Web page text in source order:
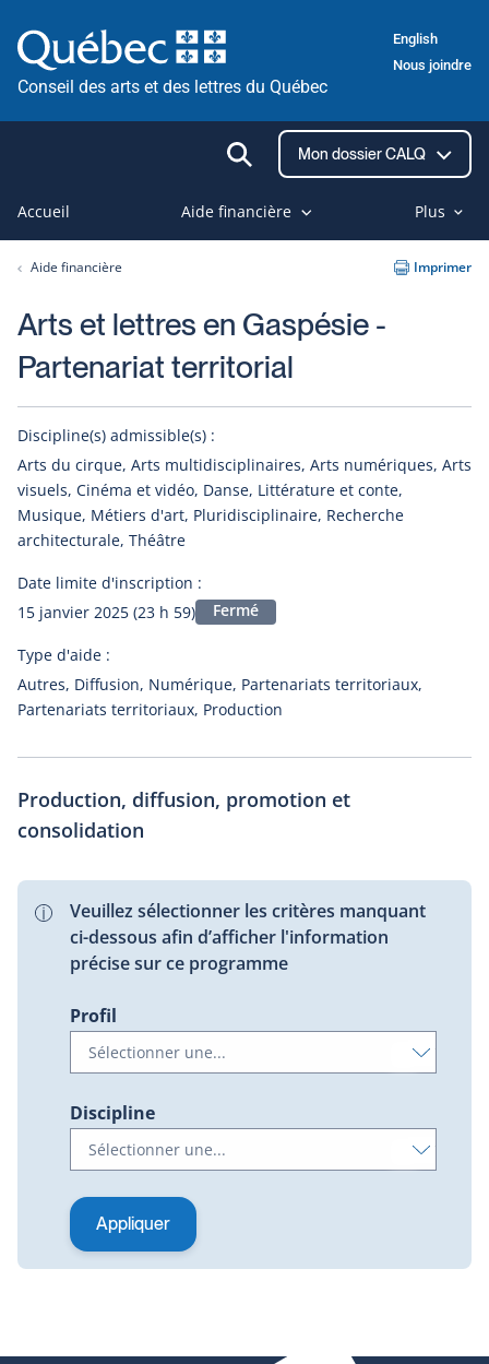
au
contenu
Conseil des arts et des lettres du Québec
English
Nous joindre
Ouvrir
la
recherche
Mon dossier CALQ
Accueil Aide financière Plus
Aide financière Imprimer
Arts et lettres en Gaspésie -
Partenariat territorial
Discipline(s) admissible(s) :
Arts du cirque, Arts multidisciplinaires, Arts numériques, Arts
visuels, Cinéma et vidéo, Danse, Littérature et conte,
Musique, Métiers d'art, Pluridisciplinaire, Recherche
architecturale, Théâtre
Date limite d'inscription :
15 janvier 2025 (23 h 59)
Fermé
Type d'aide :
Autres, Diffusion, Numérique, Partenariats territoriaux,
Partenariats territoriaux, Production
Production, diffusion, promotion et
consolidation
Veuillez sélectionner les critères manquant
ci-dessous afin d’afficher l'information
précise sur ce programme
Profil
Discipline